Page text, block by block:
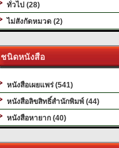
ทั่วไป (28)
ไม่สังกัดหมวด (2)
ชนิดหนังสือ
หนังสือเผยแพร่ (541)
หนังสือลิขสิทธิ์สำนักพิมพ์ (44)
หนังสือหายาก (40)